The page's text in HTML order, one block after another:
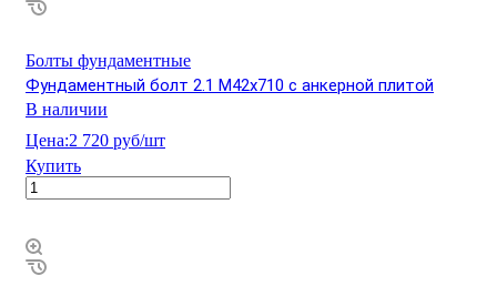
Болты фундаментные
Фундаментный болт 2.1 М42х710 с анкерной плитой
В наличии
Цена:2 720 руб/шт
Купить